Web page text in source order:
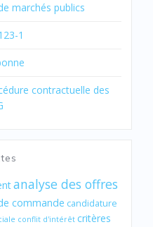
marchés publics
1
contractuelle des
analyse des offres
commande candidature
conflit d'intérêt critères